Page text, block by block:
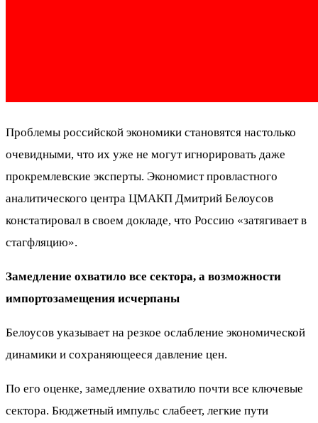
Проблемы российской экономики становятся настолько
очевидными, что их уже не могут игнорировать даже
прокремлевские эксперты. Экономист провластного
аналитического центра ЦМАКП Дмитрий Белоусов
констатировал в своем докладе, что Россию «затягивает в
стагфляцию».
Замедление охватило все сектора, а возможности
импортозамещения исчерпаны
Белоусов указывает на резкое ослабление экономической
динамики и сохраняющееся давление цен.
По его оценке, замедление охватило почти все ключевые
сектора. Бюджетный импульс слабеет, легкие пути